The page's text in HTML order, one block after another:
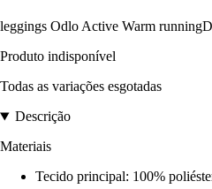
leggings Odlo Active Warm
Produto indisponível
Todas as variações esgotadas
Descrição
Materiais
Tecido principal: 100%